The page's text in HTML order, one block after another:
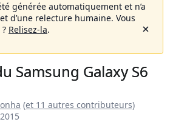
générée automatiquement et n’a
d’une relecture humaine. Vous
Relisez-la.
Samsung Galaxy S6
(et 11 autres contributeurs)